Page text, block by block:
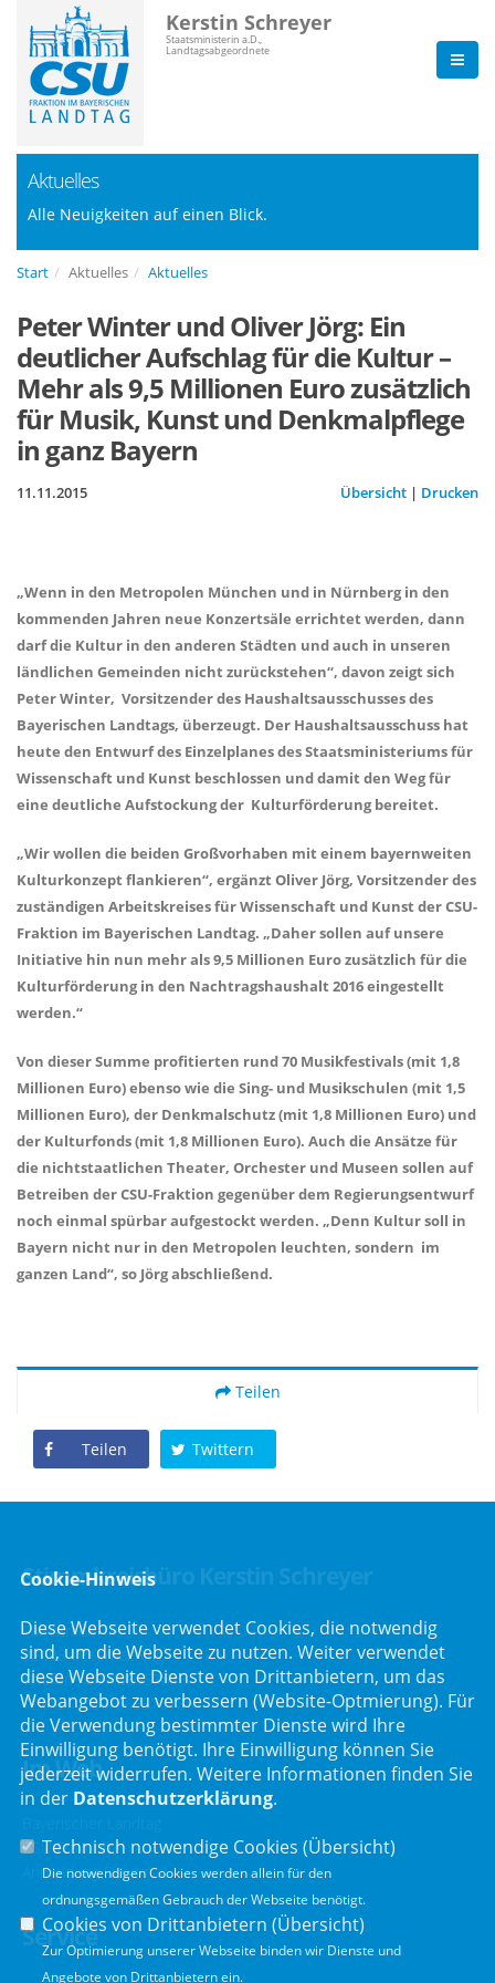
Kerstin Schreyer
Staatsministerin a.D.,
Landtagsabgeordnete
Aktuelles
Alle Neuigkeiten auf einen Blick.
Start Aktuelles Aktuelles
Peter Winter und Oliver Jörg: Ein
deutlicher Aufschlag für die Kultur –
Mehr als 9,5 Millionen Euro zusätzlich
für Musik, Kunst und Denkmalpflege
in ganz Bayern
11.11.2015 Übersicht | Drucken
Wenn in den Metropolen München und in Nürnberg in den
kommenden Jahren neue Konzertsäle errichtet werden, dann
darf die Kultur in den anderen Städten und auch in unseren
ländlichen Gemeinden nicht zurückstehen“, davon zeigt sich
Peter Winter, Vorsitzender des Haushaltsausschusses des
Bayerischen Landtags, überzeugt. Der Haushaltsausschuss hat
heute den Entwurf des Einzelplanes des Staatsministeriums für
Wissenschaft und Kunst beschlossen und damit den Weg für
eine deutliche Aufstockung der Kulturförderung bereitet.
Wir wollen die beiden Großvorhaben mit einem bayernweiten
Kulturkonzept flankieren“, ergänzt Oliver Jörg, Vorsitzender des
zuständigen Arbeitskreises für Wissenschaft und Kunst der CSU-
Fraktion im Bayerischen Landtag. „Daher sollen auf unsere
Initiative hin nun mehr als 9,5 Millionen Euro zusätzlich für die
Kulturförderung in den Nachtragshaushalt 2016 eingestellt
werden.“
Von dieser Summe profitierten rund 70 Musikfestivals (mit 1,8
Millionen Euro) ebenso wie die Sing- und Musikschulen (mit 1,5
Millionen Euro), der Denkmalschutz (mit 1,8 Millionen Euro) und
der Kulturfonds (mit 1,8 Millionen Euro). Auch die Ansätze für
die nichtstaatlichen Theater, Orchester und Museen sollen auf
Betreiben der CSU-Fraktion gegenüber dem Regierungsentwurf
noch einmal spürbar aufgestockt werden. „Denn Kultur soll in
Bayern nicht nur in den Metropolen leuchten, sondern im
ganzen Land“, so Jörg abschließend.
Teilen
Teilen Twittern
Stimmkreisbüro Kerstin Schreyer
Parkstraße 19
82008 Unterhaching
Telefon :089/66557816
Telefax : 089/66557818
Im Web
CSU Fraktion
Anmeldung Rundmail
Service
Cookie-Hinweis
Diese Webseite verwendet Cookies, die notwendig
sind, um die Webseite zu nutzen. Weiter verwendet
diese Webseite Dienste von Drittanbietern, um das
Webangebot zu verbessern (Website-Optmierung). Für
die Verwendung bestimmter Dienste wird Ihre
Einwilligung benötigt. Ihre Einwilligung können Sie
jederzeit widerrufen. Weitere Informationen finden Sie
in der Datenschutzerklärung.
Technisch notwendige Cookies (Übersicht)
Die notwendigen Cookies werden allein für den
ordnungsgemäßen Gebrauch der Webseite benötigt.
Cookies von Drittanbietern (Übersicht)
Zur Optimierung unserer Webseite binden wir Dienste und
Angebote von Drittanbietern ein.